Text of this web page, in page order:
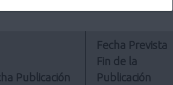
Publicación
Fecha Prevista
Fin de la
Publicación